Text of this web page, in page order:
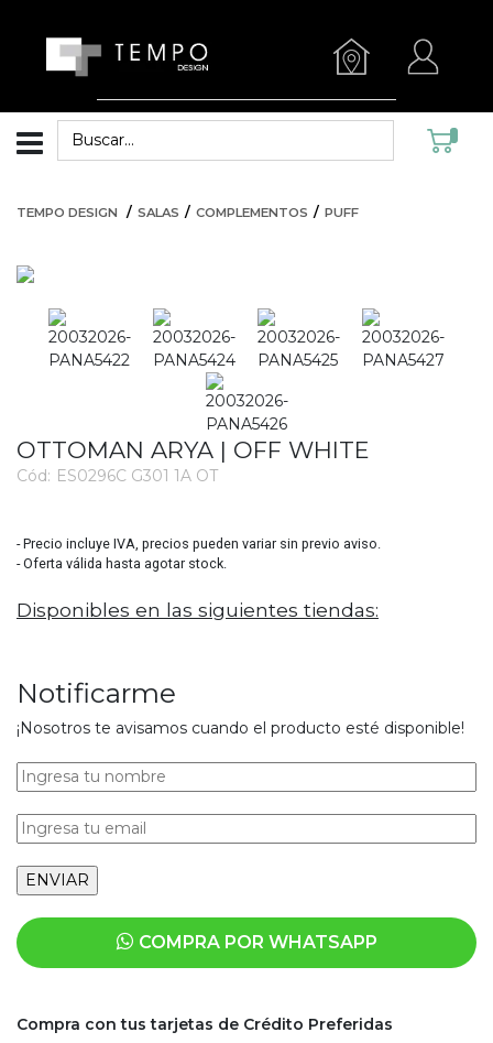
TEMPO DESIGN SALAS COMPLEMENTOS PUFF
OTTOMAN ARYA | OFF WHITE
Cód: ES0296C G301 1A OT
- Precio incluye IVA, precios pueden variar sin previo aviso.
- Oferta válida hasta agotar stock.
Disponibles en las siguientes tiendas:
Notificarme
¡Nosotros te avisamos cuando el producto esté disponible!
COMPRA POR WHATSAPP
Compra con tus tarjetas de Crédito Preferidas